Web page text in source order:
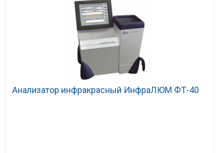
Анализатор инфракрасный ИнфраЛЮМ ФТ-40